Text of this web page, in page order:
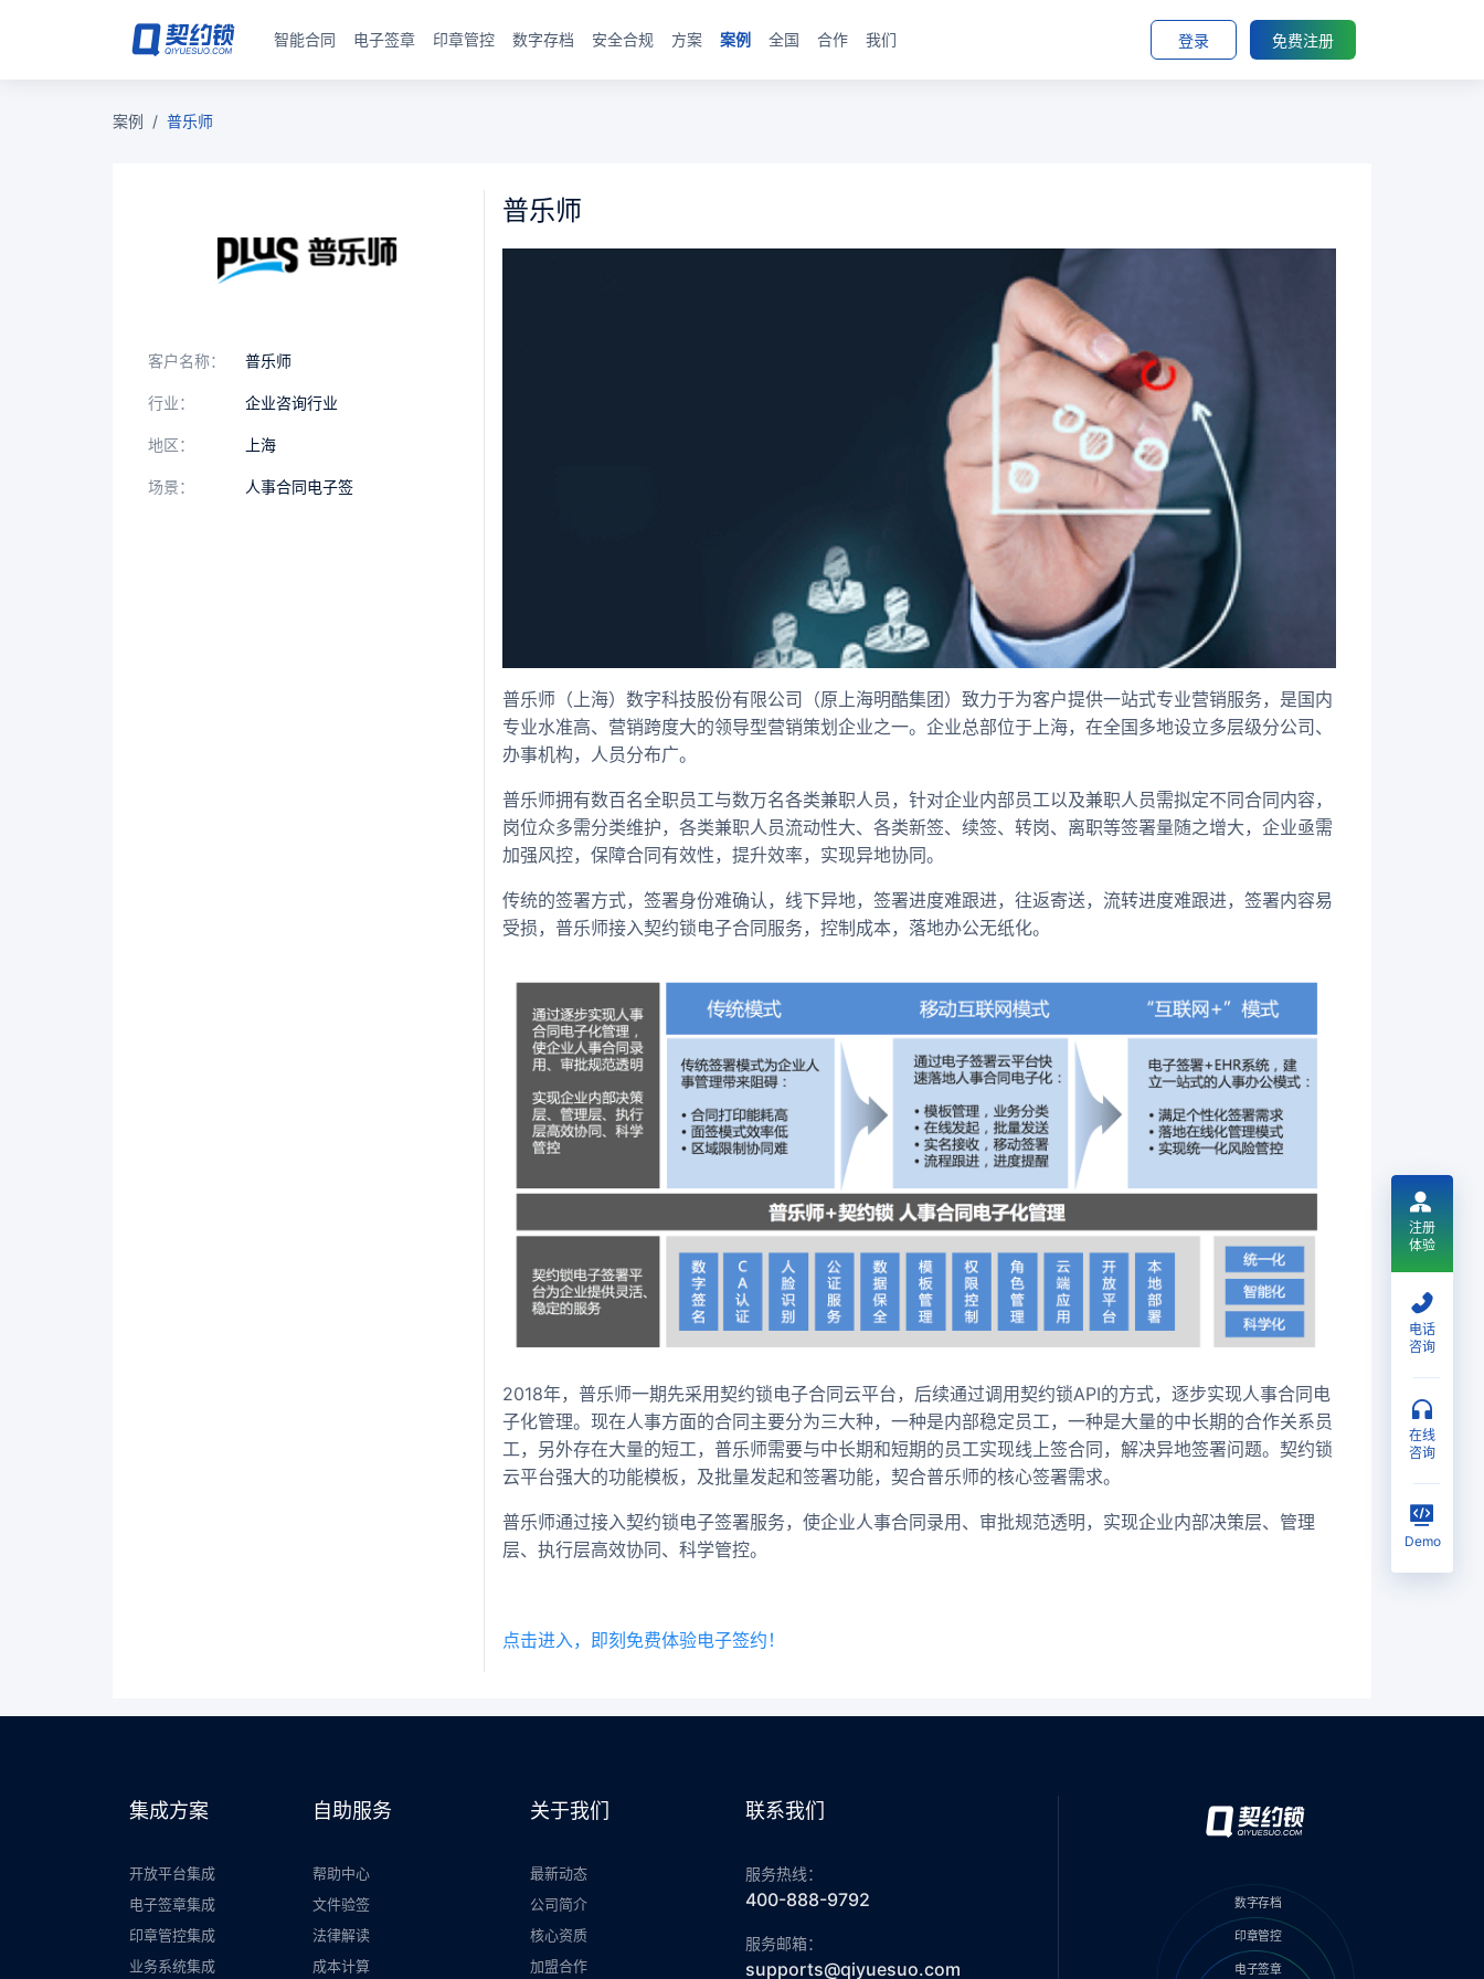
智能合同 电子签章 印章管控 数字存档 安全合规 方案 案例 全国 合作 我们 登录 免费注册
案例 / 普乐师
客户名称： 普乐师
行业： 企业咨询行业
地区： 上海
场景： 人事合同电子签
普乐师
普乐师（上海）数字科技股份有限公司（原上海明酷集团）致力于为客户提供一站式专业营销服务，是国内
专业水准高、营销跨度大的领导型营销策划企业之一。企业总部位于上海，在全国多地设立多层级分公司、
办事机构，人员分布广。
普乐师拥有数百名全职员工与数万名各类兼职人员，针对企业内部员工以及兼职人员需拟定不同合同内容，
岗位众多需分类维护，各类兼职人员流动性大、各类新签、续签、转岗、离职等签署量随之增大，企业亟需
加强风控，保障合同有效性，提升效率，实现异地协同。
传统的签署方式，签署身份难确认，线下异地，签署进度难跟进，往返寄送，流转进度难跟进，签署内容易
受损，普乐师接入契约锁电子合同服务，控制成本，落地办公无纸化。
2018年，普乐师一期先采用契约锁电子合同云平台，后续通过调用契约锁API的方式，逐步实现人事合同电
子化管理。现在人事方面的合同主要分为三大种，一种是内部稳定员工，一种是大量的中长期的合作关系员
工，另外存在大量的短工，普乐师需要与中长期和短期的员工实现线上签合同，解决异地签署问题。契约锁
云平台强大的功能模板，及批量发起和签署功能，契合普乐师的核心签署需求。
普乐师通过接入契约锁电子签署服务，使企业人事合同录用、审批规范透明，实现企业内部决策层、管理
层、执行层高效协同、科学管控。
点击进入，即刻免费体验电子签约！
集成方案
开放平台集成
电子签章集成
印章管控集成
业务系统集成
自助服务
帮助中心
文件验签
法律解读
成本计算
关于我们
最新动态
公司简介
核心资质
加盟合作
联系我们
服务热线：
400-888-9792
服务邮箱：
supports@qiyuesuo.com
数字存档
印章管控
电子签章
注册
体验
电话
咨询
在线
咨询
Demo